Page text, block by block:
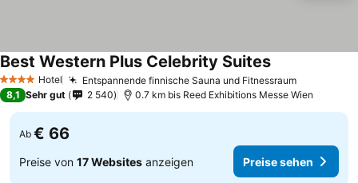
4 Sterne Hotel Entspannende finnische Sauna und FitnessraumPreise
Best Western Plus Celebrity SuitesPreise sehen
8,1 Sehr gut 2 540 0.7 km bis Reed Exhibitions Messe Wien
Ab € 66
Preise von 17 Websites anzeigen Preise sehen